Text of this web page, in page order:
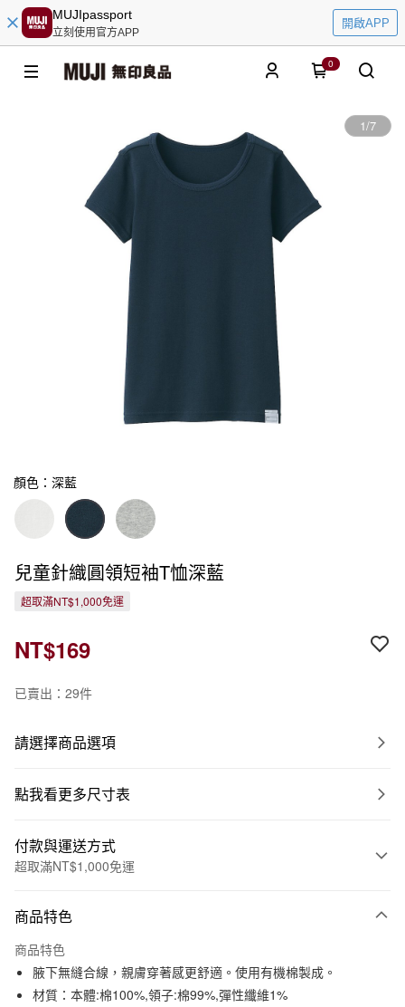
MUJIpassport
立刻使用官方APP
開啟APP
0
1/7
顏色：深藍
兒童針織圓領短袖T恤深藍
超取滿NT$1,000免運
NT$169
已賣出：29件
請選擇商品選項
點我看更多尺寸表
付款與運送方式
超取滿NT$1,000免運
信用卡一次付款
信用卡分期付款
3 期 0 利率 每期NT$56
商品特色
商品特色
腋下無縫合線，親膚穿著感更舒適。使用有機棉製成。
材質：本體:棉100%,領子:棉99%,彈性纖維1%